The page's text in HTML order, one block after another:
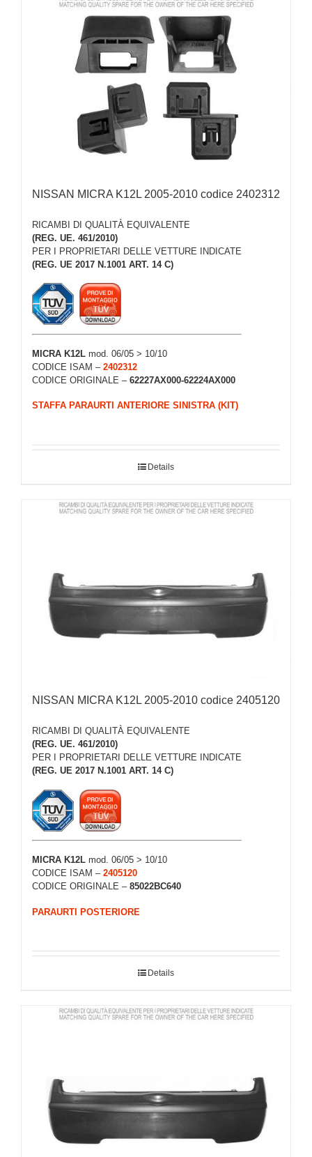
NISSAN MICRA K12L 2005-2010 codice 2402312
RICAMBI DI QUALITÀ EQUIVALENTE
(REG. UE. 461/2010)
PER I PROPRIETARI DELLE VETTURE INDICATE
(REG. UE 2017 N.1001 ART. 14 C)
MICRA K12L mod. 06/05 > 10/10
CODICE ISAM – 2402312
CODICE ORIGINALE – 62227AX000-62224AX000
STAFFA PARAURTI ANTERIORE SINISTRA (KIT)
Details
NISSAN MICRA K12L 2005-2010 codice 2405120
RICAMBI DI QUALITÀ EQUIVALENTE
(REG. UE. 461/2010)
PER I PROPRIETARI DELLE VETTURE INDICATE
(REG. UE 2017 N.1001 ART. 14 C)
MICRA K12L mod. 06/05 > 10/10
CODICE ISAM – 2405120
CODICE ORIGINALE – 85022BC640
PARAURTI POSTERIORE
Details